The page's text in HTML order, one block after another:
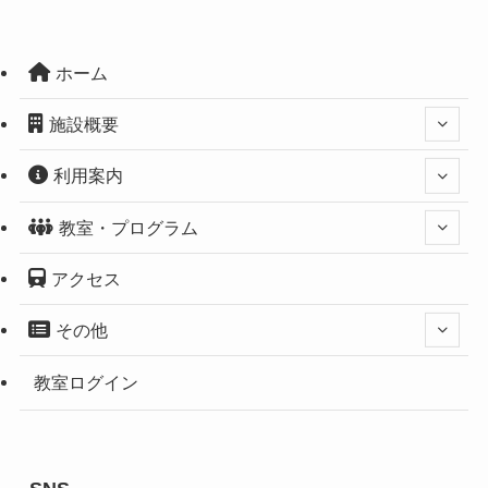
ホーム
施設概要
利用案内
教室・プログラム
アクセス
その他
教室ログイン